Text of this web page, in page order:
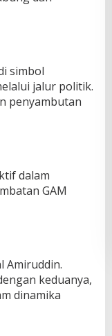
simbol
jalur politik.
penyambutan
dalam
GAM
Amiruddin.
keduanya,
dinamika